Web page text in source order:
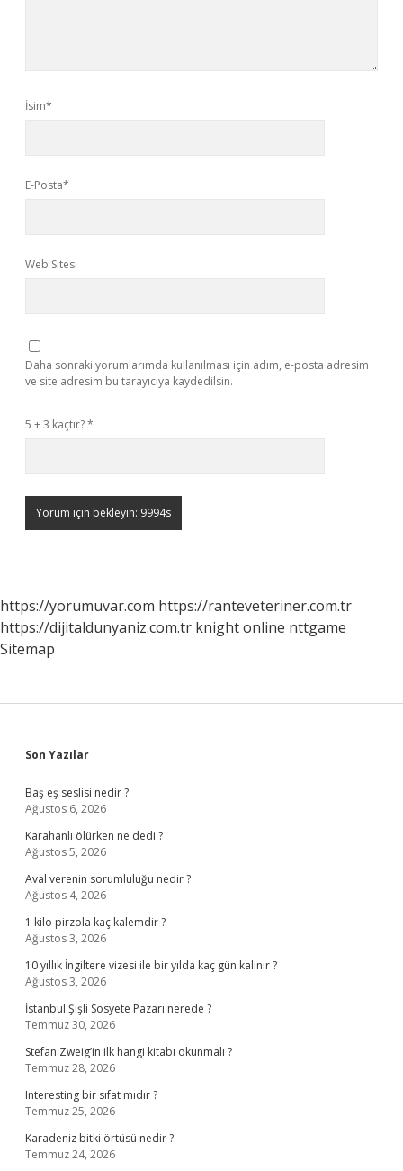
İsim*
E-Posta*
Web Sitesi
Daha sonraki yorumlarımda kullanılması için adım, e-posta adresim
ve site adresim bu tarayıcıya kaydedilsin.
5 + 3 kaçtır?*
https://yorumuvar.com https://ranteveteriner.com.tr
https://dijitaldunyaniz.com.tr knight online nttgame
Sitemap
Sidebar
Son Yazılar
Baş eş seslisi nedir ?
Ağustos 6, 2026
Karahanlı ölürken ne dedi ?
Ağustos 5, 2026
Aval verenin sorumluluğu nedir ?
Ağustos 4, 2026
1 kilo pirzola kaç kalemdir ?
Ağustos 3, 2026
10 yıllık İngiltere vizesi ile bir yılda kaç gün kalınır ?
Ağustos 3, 2026
İstanbul Şişli Sosyete Pazarı nerede ?
Temmuz 30, 2026
Stefan Zweig’in ilk hangi kitabı okunmalı ?
Temmuz 28, 2026
Interesting bir sıfat mıdır ?
Temmuz 25, 2026
Karadeniz bitki örtüsü nedir ?
Temmuz 24, 2026